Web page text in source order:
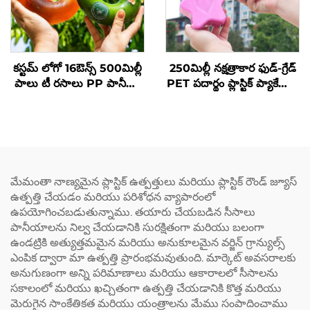
కస్టమ్ లోగో 16ఔన్స్ 500మిల్లీ
పాలు టీ రసాలు PP పానీయ
250మిల్లీ నక్షత్రాకార ఫుడ్-గ్రేడ్
PET పదార్థం ప్లాస్టిక్ ప్యాకేజింగ్
మేమంతా నాణ్యమైన ప్లాస్టిక్ ఉత్పత్తులు మరియు ప్లాస్టిక్ రౌండ్ జ్యూస్
ఉత్పత్తి చేయడం మరియు పరిశోధన వ్యాపారంలో
ఉపయోగించబడుతున్నాము. తయారు చేయబడిన సీసాలు
పానీయాలను నిల్వ చేయడానికి సురక్షితంగా మరియు బలంగా
ఉండట్రికి అత్యుత్తమమైన మరియు అనుకూలమైన వర్జిన్ గ్రాన్యుల్స్
ఎంపిక ద్వారా మా ఉత్పత్తి ప్రారంభమవుతుంది. మార్కెట్ అవసరాలకు
అనుగుణంగా అన్ని పరిమాణాలు మరియు ఆకారాలలో సీసాలను
సకాలంలో మరియు ఖచ్చితంగా ఉత్పత్తి చేయడానికి కొత్త మరియు
మెరుగైన సాంకేతికత మరియు యంత్రాలను మేము సంపాదించాము